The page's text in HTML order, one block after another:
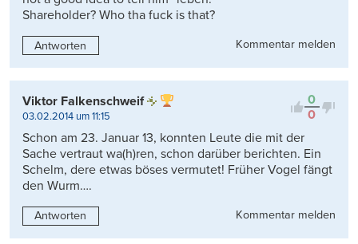
Shareholder? Who tha fuck is that?
Antworten Kommentar melden
0
0
Viktor Falkenschweif
03.02.2014 um 11:15
Schon am 23. Januar 13, konnten Leute die mit der
Sache vertraut wa(h)ren, schon darüber berichten. Ein
Schelm, dere etwas böses vermutet! Früher Vogel fängt
den Wurm….
Antworten Kommentar melden